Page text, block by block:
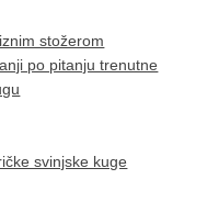
stožerom
po pitanju trenutne
svinjske kuge